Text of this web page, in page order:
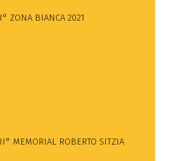
I° ZONA BIANCA 2021
II° MEMORIAL ROBERTO SITZIA